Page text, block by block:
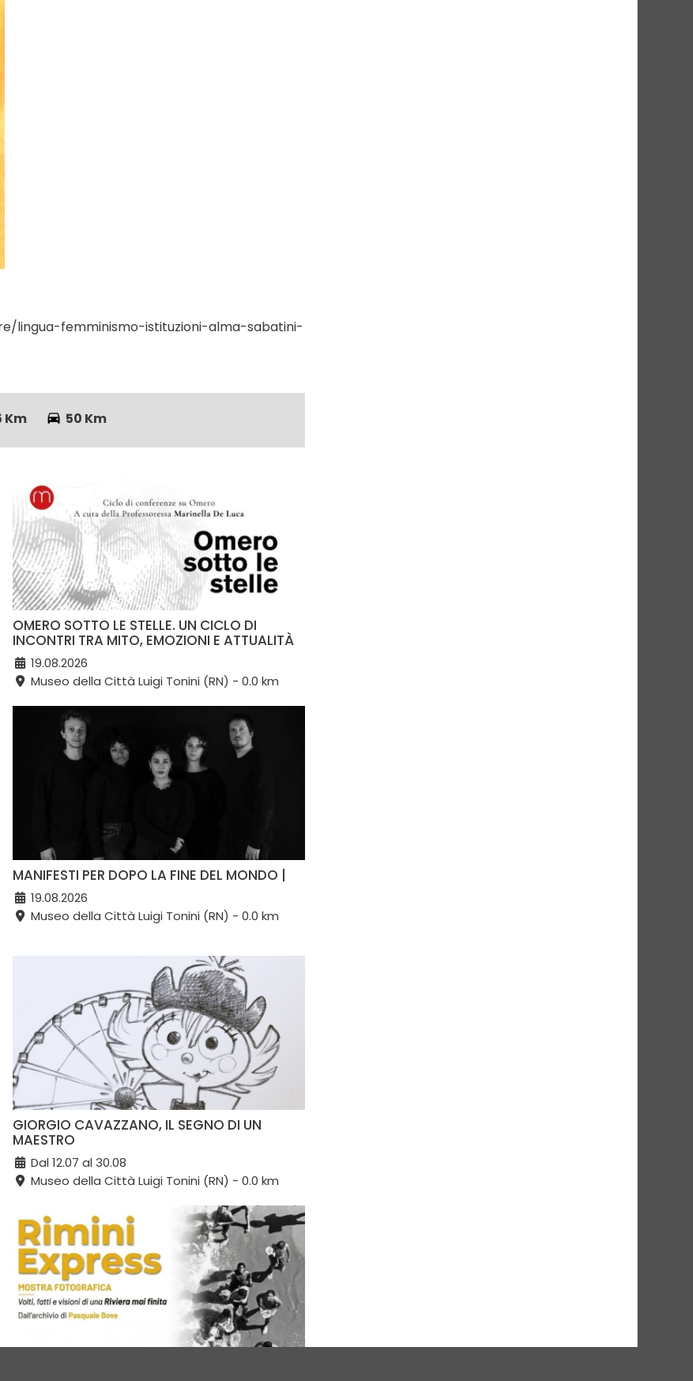
lingua-femminismo-istituzioni-alma-sabatini-
Km 50 Km
OMERO SOTTO LE STELLE. UN CICLO DI
INCONTRI TRA MITO, EMOZIONI E ATTUALITÀ
19.08.2026
Museo della Città Luigi Tonini (RN) - 0.0 km
MANIFESTI PER DOPO LA FINE DEL MONDO |
19.08.2026
Museo della Città Luigi Tonini (RN) - 0.0 km
GIORGIO CAVAZZANO, IL SEGNO DI UN
MAESTRO
Dal 12.07 al 30.08
Museo della Città Luigi Tonini (RN) - 0.0 km